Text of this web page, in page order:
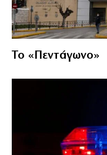
Το «Πεντάγωνο»